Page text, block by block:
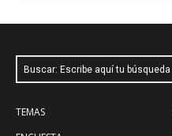
Buscar: Escribe aquí tu búsqueda
TEMAS